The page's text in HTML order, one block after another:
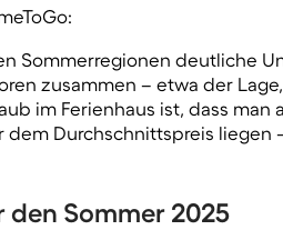
Sommerregionen deutliche
zusammen – etwa der
im Ferienhaus ist, dass man
Durchschnittspreis liegen
den Sommer 2025